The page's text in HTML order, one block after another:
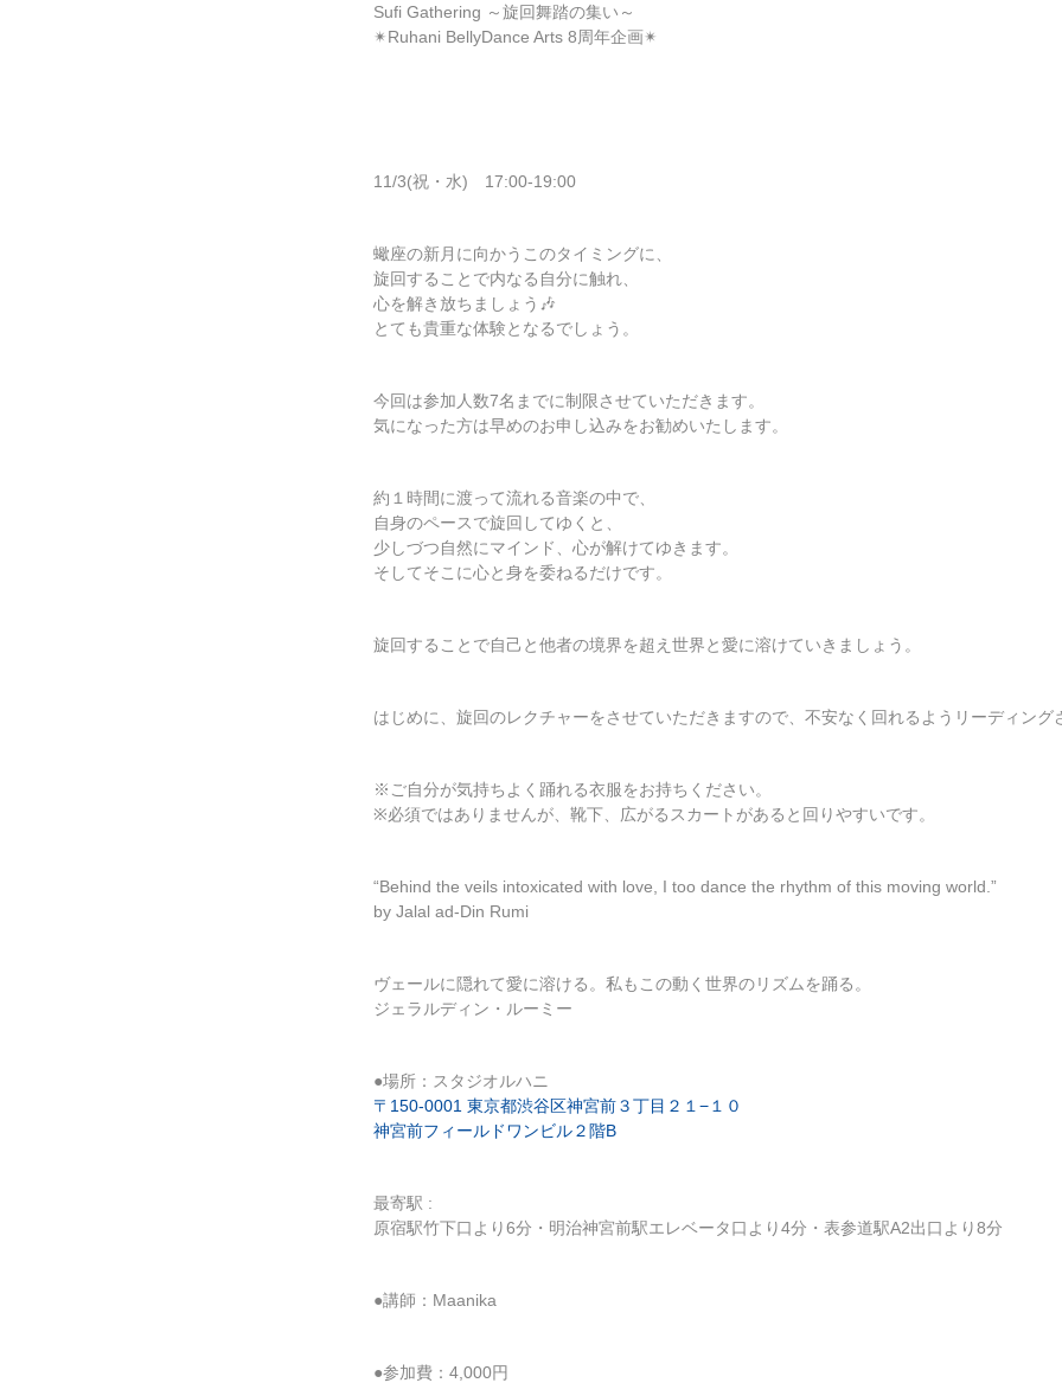
Sufi Gathering ～旋回舞踏の集い～
✴︎Ruhani BellyDance Arts 8周年企画✴︎
11/3(祝・水) 17:00-19:00
蠍座の新月に向かうこのタイミングに、
旋回することで内なる自分に触れ、
心を解き放ちましょう🎶
とても貴重な体験となるでしょう。
今回は参加人数7名までに制限させていただきます。
気になった方は早めのお申し込みをお勧めいたします。
約１時間に渡って流れる音楽の中で、
自身のペースで旋回してゆくと、
少しづつ自然にマインド、心が解けてゆきます。
そしてそこに心と身を委ねるだけです。
旋回することで自己と他者の境界を超え世界と愛に溶けていきましょう。
はじめに、旋回のレクチャーをさせていただきますので、不安なく回れるようリーディング
※ご自分が気持ちよく踊れる衣服をお持ちください。
※必須ではありませんが、靴下、広がるスカートがあると回りやすいです。
“Behind the veils intoxicated with love, I too dance the rhythm of this moving world.”
by Jalal ad-Din Rumi
ヴェールに隠れて愛に溶ける。私もこの動く世界のリズムを踊る。
ジェラルディン・ルーミー
●場所：スタジオルハニ
〒150-0001 東京都渋谷区神宮前３丁目２１−１０
神宮前フィールドワンビル２階B
最寄駅 :
原宿駅竹下口より6分・明治神宮前駅エレベータ口より4分・表参道駅A2出口より8分
●講師：Maanika
●参加費：4,000円